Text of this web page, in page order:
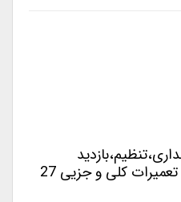
فنی،تعویض قطعات،انجام تعمیرات کلی و جزیی 27